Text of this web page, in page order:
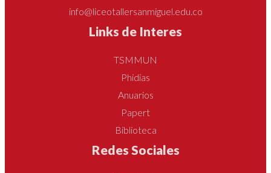
info@liceotallersanmiguel.edu.co
Links de Interes
TSMMUN
Phidias
Anuarios
Papert
Biblioteca
Redes Sociales